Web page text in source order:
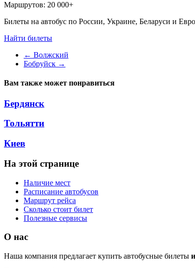
Маршрутов: 20 000+
Билеты на автобус по России, Украине, Беларуси и
Найти билеты
← Волжский
Бобруйск →
Вам также может понравиться
Бердянск
Тольятти
Киев
На этой странице
Наличие мест
Расписание автобусов
Маршрут рейса
Сколько стоит билет
Полезные сервисы
О нас
Наша компания предлагает купить автобусные билеты